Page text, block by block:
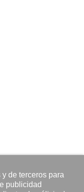
de terceros para
publicidad